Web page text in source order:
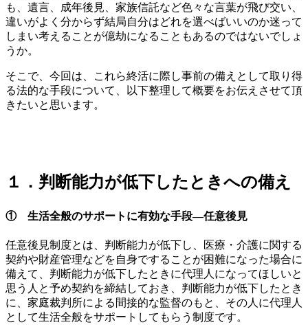
も、遺言、成年後見、家族信託など色々な言葉が飛び交い、
違いがよく分からず結局自分はどれを選べばいいのか迷って
しまい考えることが億劫になることもあるのではないでしょ
うか。
そこで、今回は、これら終活に際し事前の備えとして取り得
る法的な手段について、以下整理して概要をお伝えさせて頂
きたいと思います。
１．判断能力が低下したときへの備え
① 生活全般のサポートに有効な手段―任意後見
任意後見制度とは、判断能力が低下し、医療・介護に関する
契約や財産管理などを自身ですることが困難になった場合に
備えて、判断能力が低下したときに代理人になってほしいと
思う人と予め契約を締結しておき、判断能力が低下したとき
に、家庭裁判所による間接的な監督のもと、その人に代理人
として生活全般をサポートしてもらう制度です。